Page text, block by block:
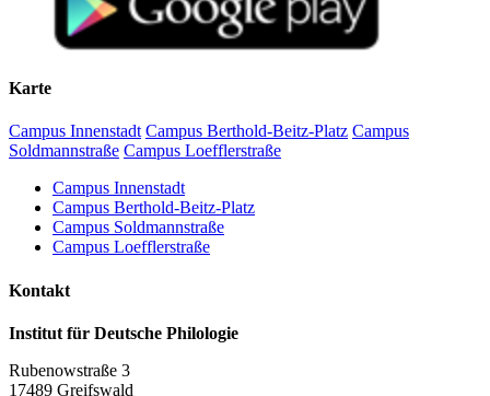
Begrüßung und Einführung
10.40–12.15 Uhr:
Matthias Vollmer (Greifswald): Zur pommerschen
Flurnamenforschung
Katharina Oelze / Friederike Burmann (Greifswald): Das
digitale vorpommersche Flurnamenbuch
Mittagspause
13.00–14.00 Uhr
Martin Lichtwark (Rostock): Digitale Deskribierung des
Initiative
historischen Amtes Eldena in den Akten der akademischen
Karte
Campus Innenstadt Campus Berthold-Beitz-Platz Campus
Soldmannstraße Campus Loefflerstraße
Campus Innenstadt
Campus Berthold-Beitz-Platz
Campus Soldmannstraße
Campus Loefflerstraße
Kontakt
Institut für Deutsche Philologie
Rubenowstraße 3
17489 Greifswald